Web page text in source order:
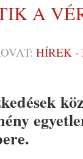
A
HÍREK -